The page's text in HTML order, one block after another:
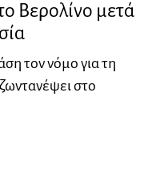
Βερολίνο μετά
τον νόμο για τη
στο